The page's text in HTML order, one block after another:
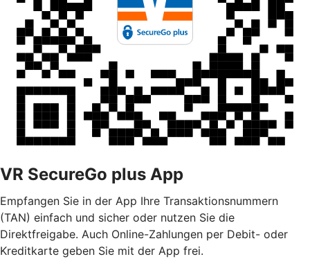
VR SecureGo plus App
Empfangen Sie in der App Ihre Transaktionsnummern
(TAN) einfach und sicher oder nutzen Sie die
Direktfreigabe. Auch Online-Zahlungen per Debit- oder
Kreditkarte geben Sie mit der App frei.